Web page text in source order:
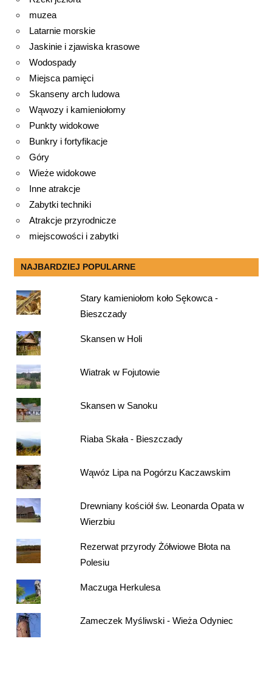
muzea
Latarnie morskie
Jaskinie i zjawiska krasowe
Wodospady
Miejsca pamięci
Skanseny arch ludowa
Wąwozy i kamieniołomy
Punkty widokowe
Bunkry i fortyfikacje
Góry
Wieże widokowe
Inne atrakcje
Zabytki techniki
Atrakcje przyrodnicze
miejscowości i zabytki
NAJBARDZIEJ POPULARNE
Stary kamieniołom koło Sękowca -
Bieszczady
Skansen w Holi
Wiatrak w Fojutowie
Skansen w Sanoku
Riaba Skała - Bieszczady
Wąwóz Lipa na Pogórzu Kaczawskim
Drewniany kościół św. Leonarda Opata w
Wierzbiu
Rezerwat przyrody Żółwiowe Błota na
Polesiu
Maczuga Herkulesa
Zameczek Myśliwski - Wieża Odyniec